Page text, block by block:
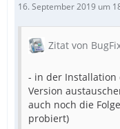
16. September 2019 um
Zitat von
- in der Installation
Version
auch noch die
probiert)